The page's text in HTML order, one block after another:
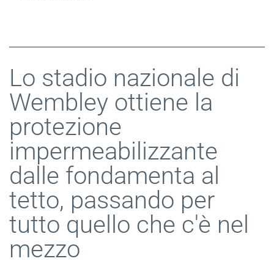
Lo stadio nazionale di
Wembley ottiene la
protezione
impermeabilizzante
dalle fondamenta al
tetto, passando per
tutto quello che c'è nel
mezzo